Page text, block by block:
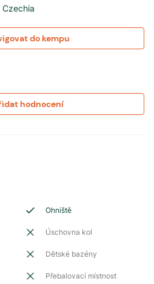
Czechia
do kempu
hodnocení
Ohniště
Úschovna kol
Dětské bazény
Přebalovací místnost